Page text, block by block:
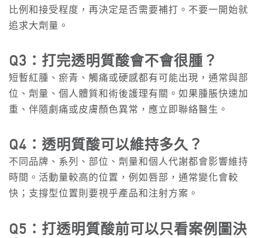
比例和接受程度，再決定是否需要補打。不要一開始就
追求大劑量。
Q3：打完透明質酸會不會很腫？
短暫紅腫、瘀青、觸痛或硬感都有可能出現，通常與部
位、劑量、個人體質和術後護理有關。如果腫脹快速加
重、伴隨劇痛或皮膚顏色異常，應立即聯絡醫生。
Q4：透明質酸可以維持多久？
不同品牌、系列、部位、劑量和個人代謝都會影響維持
時間。活動量較高的位置，例如唇部，通常變化會較
快；支撐型位置則要視乎產品和注射方案。
Q5：打透明質酸前可以只看案例圖決